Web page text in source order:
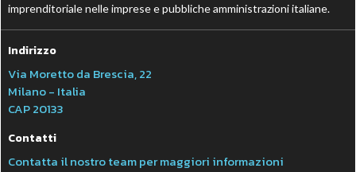
imprenditoriale nelle imprese e pubbliche amministrazioni italiane.
Indirizzo
Via Moretto da Brescia, 22
Milano - Italia
CAP 20133
Contatti
Contatta il nostro team per maggiori informazioni